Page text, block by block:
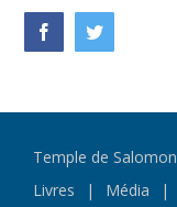
FacebookTwitter
Temple de Salomon
Livres
Média